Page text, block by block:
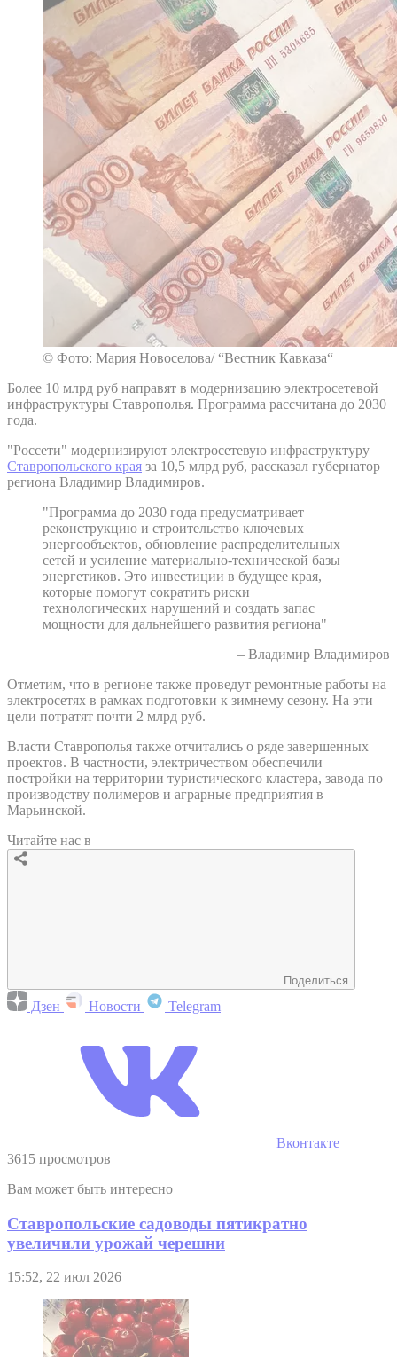
© Фото: Мария Новоселова/ “Вестник Кавказа“
Более 10 млрд руб направят в модернизацию электросетевой
инфраструктуры Ставрополья. Программа рассчитана до 2030
года.
"Россети" модернизируют электросетевую инфраструктуру
Ставропольского края за 10,5 млрд руб, рассказал губернатор
региона Владимир Владимиров.
"Программа до 2030 года предусматривает
реконструкцию и строительство ключевых
энергообъектов, обновление распределительных
сетей и усиление материально-технической базы
энергетиков. Это инвестиции в будущее края,
которые помогут сократить риски
технологических нарушений и создать запас
мощности для дальнейшего развития региона"
– Владимир Владимиров
Отметим, что в регионе также проведут ремонтные работы на
электросетях в рамках подготовки к зимнему сезону. На эти
цели потратят почти 2 млрд руб.
Власти Ставрополья также отчитались о ряде завершенных
проектов. В частности, электричеством обеспечили
постройки на территории туристического кластера, завода по
производству полимеров и аграрные предприятия в
Марьинской.
Читайте нас в
Поделиться
Дзен Новости Telegram
Вконтакте
3615 просмотров
Вам может быть интересно
Ставропольские садоводы пятикратно
увеличили урожай черешни
15:52, 22 июл 2026